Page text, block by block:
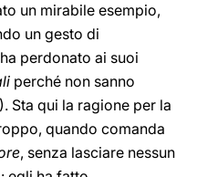
un mirabile esempio,
un gesto di
perdonato ai suoi
perché non sanno
Sta qui la ragione per la
quando comanda
, senza lasciare nessun